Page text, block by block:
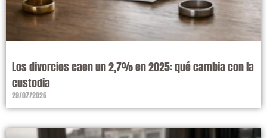
Los divorcios caen un 2,7% en 2025: qué cambia con la
custodia
29/07/2026